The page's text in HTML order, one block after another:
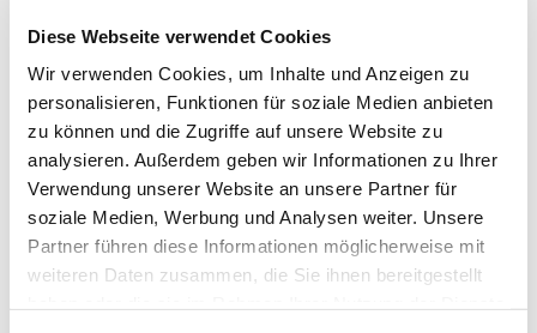
Diese Webseite verwendet Cookies
Wir verwenden Cookies, um Inhalte und Anzeigen zu
personalisieren, Funktionen für soziale Medien anbieten
zu können und die Zugriffe auf unsere Website zu
analysieren. Außerdem geben wir Informationen zu Ihrer
Verwendung unserer Website an unsere Partner für
soziale Medien, Werbung und Analysen weiter. Unsere
Partner führen diese Informationen möglicherweise mit
weiteren Daten zusammen, die Sie ihnen bereitgestellt
Geschäftsführer
+49 176 10 90 10 11
Stefan Brunken